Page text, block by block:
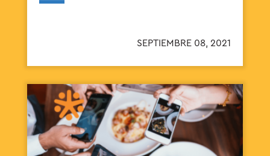
SEPTIEMBRE 08, 2021